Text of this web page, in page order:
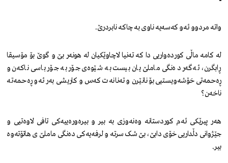
واتە مردوو ئەو کەسەیە ناوی بە چاکە نابردرێ.
لە کامە ماڵی کوردەواریی دا کە تەنیا لاچاوێکیان لە هونەر بێ و گوێ بۆ مۆسیقا
ڕابگرن، ئەگەر دەنگی ماملێ یان بیست بە شێوەی جۆر بە جۆر باسی ناکەن و
ڕەحمەتی خۆشەویستیی بۆ نانێرن و تەنانەت کەس و کاریشی بەر ئەو ڕەحمەتە
ناخەن؟
هەر پیرێکی ئەم کوردستانە وەنەوزی بە بیر و بیرەورەییەکی تافی لاوەتیی و
جێژوانی دڵداریی خۆی دابێ، بێ شک سرتە و لرفەیەکی دەنگی ماملێ ی هاتۆتەوە
بیر.